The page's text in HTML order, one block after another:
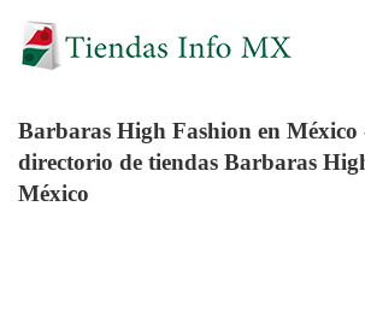
Barbaras High Fashion en México
directorio de tiendas Barbaras
México